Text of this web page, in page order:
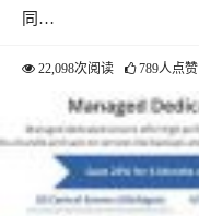
同…
22,098次阅读 789人点赞